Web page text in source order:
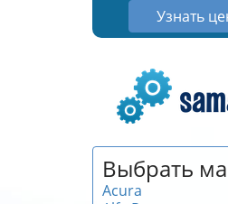
Узнать
Выбрать
Acura